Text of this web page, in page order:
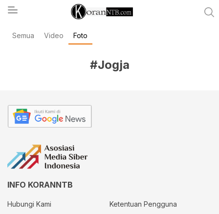
koranntb.com
Semua Video Foto
#Jogja
INFO KORANNTB
Hubungi Kami
Ketentuan Pengguna